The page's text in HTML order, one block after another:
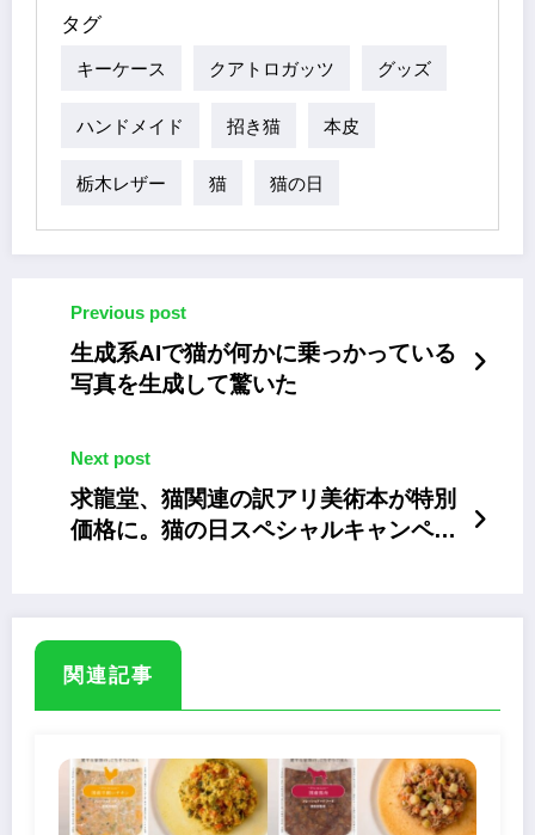
タグ
キーケース クアトロガッツ グッズ
ハンドメイド 招き猫 本皮
栃木レザー 猫 猫の日
Previous post
生成系AIで猫が何かに乗っかっている
写真を生成して驚いた
Next post
求龍堂、猫関連の訳アリ美術本が特別
価格に。猫の日スペシャルキャンペー
関連記事